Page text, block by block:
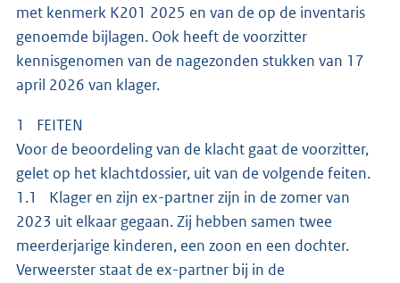
met kenmerk K201 2025 en van de op de inventaris
genoemde bijlagen. Ook heeft de voorzitter
kennisgenomen van de nagezonden stukken van 17
april 2026 van klager.
1 FEITEN
Voor de beoordeling van de klacht gaat de voorzitter,
gelet op het klachtdossier, uit van de volgende feiten.
1.1 Klager en zijn ex-partner zijn in de zomer van
2023 uit elkaar gegaan. Zij hebben samen twee
meerderjarige kinderen, een zoon en een dochter.
Verweerster staat de ex-partner bij in de